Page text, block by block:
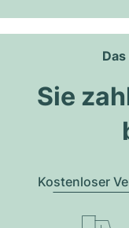
Sie
Kostenloser